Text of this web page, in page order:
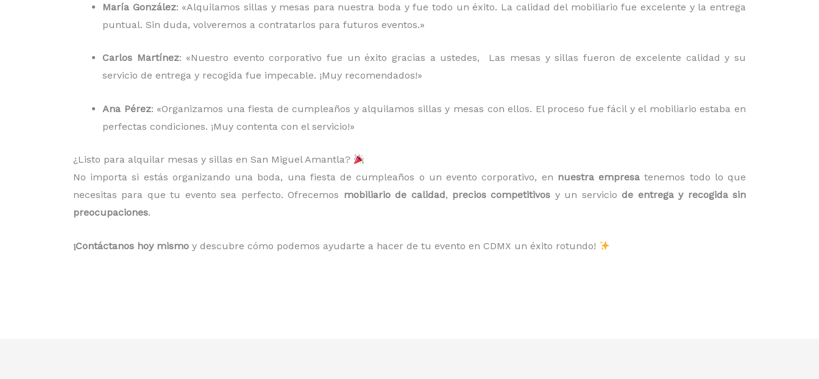
María González: «Alquilamos sillas y mesas para nuestra boda y fue todo un éxito. La calidad del mobiliario fue excelente y la entrega
puntual. Sin duda, volveremos a contratarlos para futuros eventos.»
Carlos Martínez: «Nuestro evento corporativo fue un éxito gracias a ustedes, Las mesas y sillas fueron de excelente calidad y su
servicio de entrega y recogida fue impecable. ¡Muy recomendados!»
Ana Pérez: «Organizamos una fiesta de cumpleaños y alquilamos sillas y mesas con ellos. El proceso fue fácil y el mobiliario estaba en
perfectas condiciones. ¡Muy contenta con el servicio!»
¿Listo para alquilar mesas y sillas en San Miguel Amantla?
No importa si estás organizando una boda, una fiesta de cumpleaños o un evento corporativo, en nuestra empresa tenemos todo lo que
necesitas para que tu evento sea perfecto. Ofrecemos mobiliario de calidad, precios competitivos y un serviciode entrega y recogida sin
preocupaciones.
¡Contáctanos hoy mismo y descubre cómo podemos ayudarte a hacer de tu evento en CDMX un éxito rotundo!